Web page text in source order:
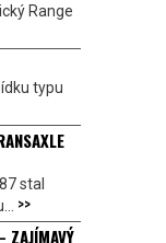
Range
typu
stal
>>
ZAJÍMAVÝ